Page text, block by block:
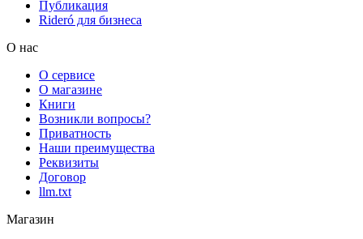
Публикация
Rideró для бизнеса
О нас
О сервисе
О магазине
Книги
Возникли вопросы?
Приватность
Наши преимущества
Реквизиты
Договор
llm.txt
Магазин